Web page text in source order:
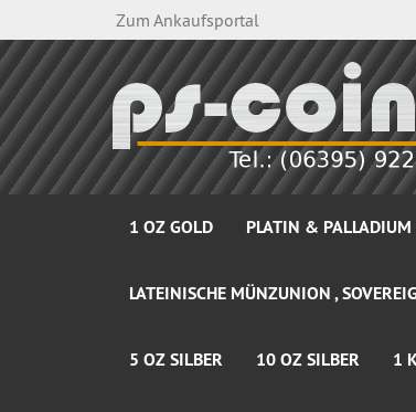
Zum Ankaufsportal
1 OZ GOLD PLATIN & PALLADIUM
LATEINISCHE MÜNZUNION ,
5 OZ SILBER 10 OZ SILBER 1